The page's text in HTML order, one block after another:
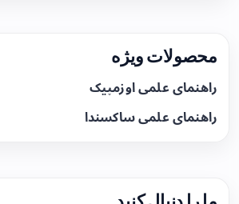
محصولات ویژه
راهنمای علمی اوزمپیک
راهنمای علمی ساکسندا